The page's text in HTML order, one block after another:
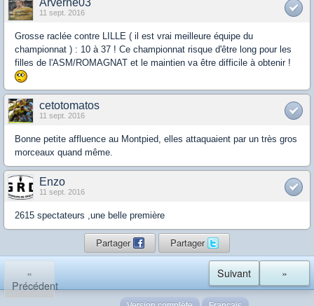
11 sept. 2016
Grosse raclée contre LILLE ( il est vrai meilleure équipe du
championnat ) : 10 à 37 ! Ce championnat risque d'être long pour les
filles de l'ASM/ROMAGNAT et le maintien va être difficile à obtenir !
cetotomatos
11 sept. 2016
Bonne petite affluence au Montpied, elles attaquaient par un très gros
morceaux quand même.
Enzo
11 sept. 2016
2615 spectateurs ,une belle première
Partager Partager
«
Précédent
»
Suivant